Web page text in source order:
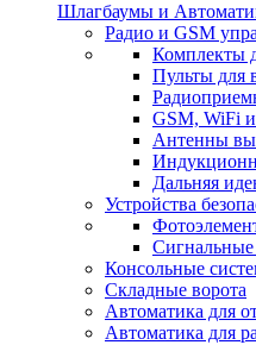
Шлагбаумы и
Радио и GSM
Комплекты
Пульты для
GSM, WiFi
Антенны
Дальняя
Устройства
Консольные
Складные ворота
Автоматика для
Автоматика для